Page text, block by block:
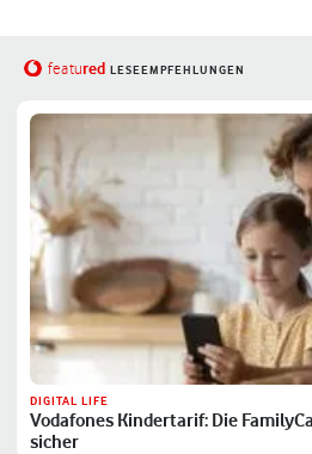
featured LESEEMPFEHLUNGEN
DIGITAL LIFE
Vodafones Kindertarif: Die
sicher